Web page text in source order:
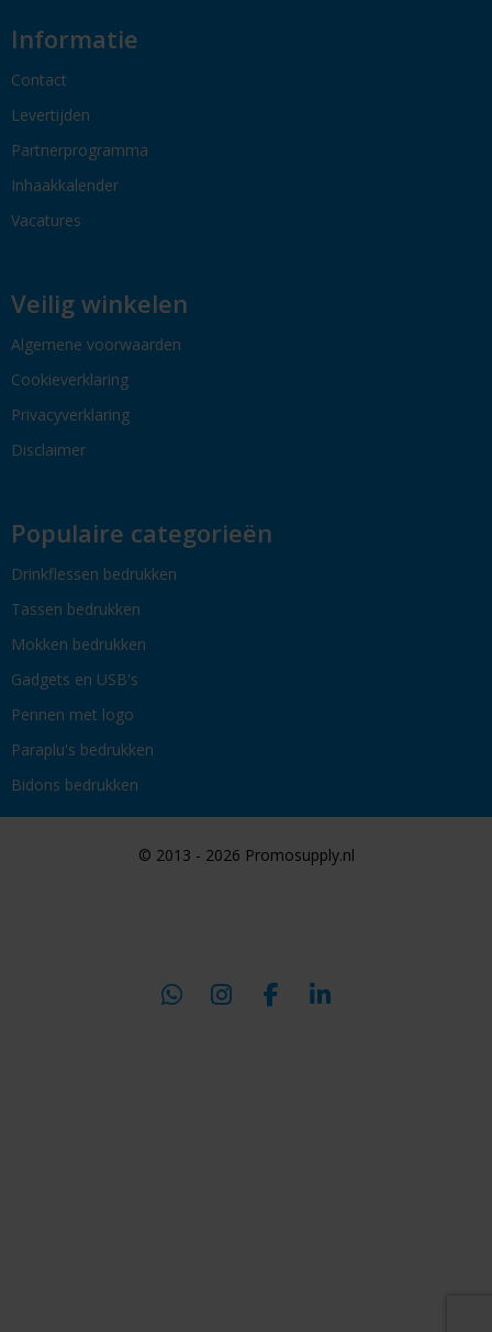
Informatie
Contact
Levertijden
Partnerprogramma
Inhaakkalender
Vacatures
Veilig winkelen
Algemene voorwaarden
Cookieverklaring
Privacyverklaring
Disclaimer
Populaire categorieën
Drinkflessen bedrukken
Tassen bedrukken
Mokken bedrukken
Gadgets en USB's
Pennen met logo
Paraplu's bedrukken
Bidons bedrukken
© 2013 - 2026 Promosupply.nl